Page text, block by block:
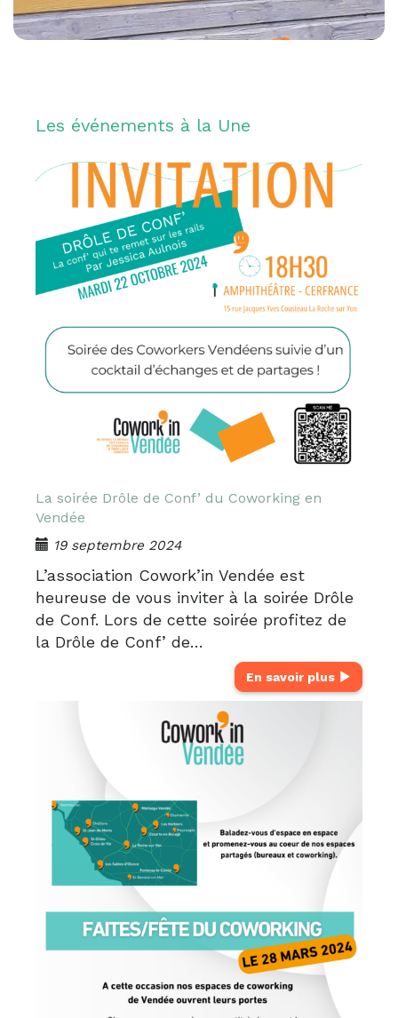
Les événements à la Une
La soirée Drôle de Conf’ du Coworking en
Vendée
19 septembre 2024
L’association Cowork’in Vendée est
heureuse de vous inviter à la soirée Drôle
de Conf. Lors de cette soirée profitez de
la Drôle de Conf’ de…
En savoir plus